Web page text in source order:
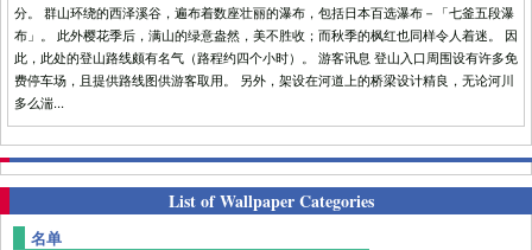
分。 群山环绕的西泽溪谷，遍布着数座壮丽的瀑布，包括日本百选瀑布－「七釜五段瀑
布」。 此外樱花季后，满山的绿意盎然，美不胜收；而秋季的枫红也同样令人着迷。 因
此，此处的登山路线颇有名气（路程约四个小时）。 游客讯息 登山入口周围设有许多免
费停车场，且提供路线图供游客取用。 另外，架设在河道上的桥梁设计精良，无论河川
多么湍...
List of Wallpaper Categories
名单